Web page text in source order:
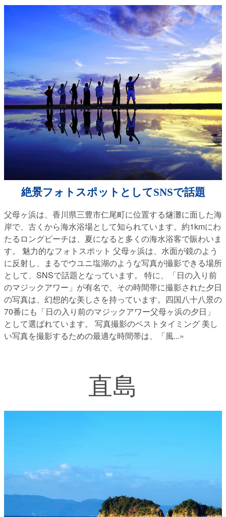
絶景フォトスポットとしてSNSで話題
父母ヶ浜は、香川県三豊市仁尾町に位置する燧灘に面した海
岸で、古くから海水浴場として知られています。約1kmにわ
たるロングビーチは、夏になると多くの海水浴客で賑わいま
す。 魅力的なフォトスポット 父母ヶ浜は、水面が鏡のよう
に反射し、まるでウユニ塩湖のような写真が撮影できる場所
として、SNSで話題となっています。 特に、「日の入り前
のマジックアワー」が有名で、その時間帯に撮影された夕日
の写真は、幻想的な美しさを持っています。四国八十八景の
70番にも「日の入り前のマジックアワー父母ヶ浜の夕日」
として選ばれています。 写真撮影のベストタイミング 美し
い写真を撮影するための最適な時間帯は、「風...»
直島